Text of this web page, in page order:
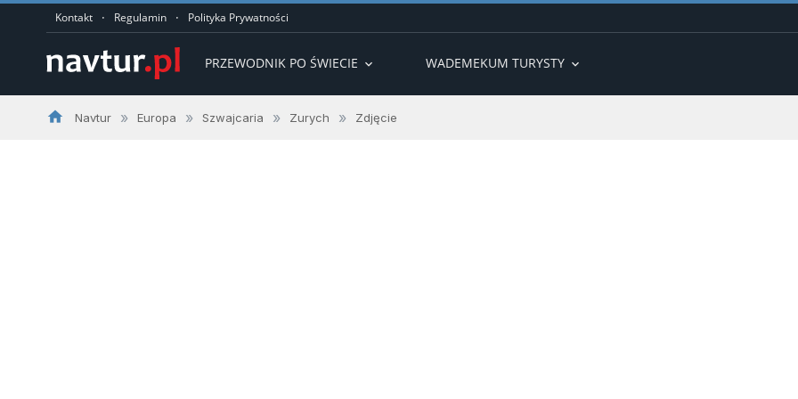
Kontakt · Regulamin · Polityka Prywatności
PRZEWODNIK PO ŚWIECIE expand_more WADEMEKUM TURYSTY expand_more
home Navtur » Europa » Szwajcaria » Zurych » Zdjęcie